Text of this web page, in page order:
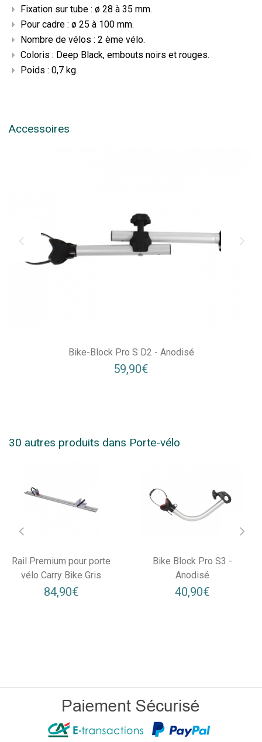
Fixation sur tube : ø 28 à 35 mm.
Pour cadre : ø 25 à 100 mm.
Nombre de vélos : 2 ème vélo.
Coloris : Deep Black, embouts noirs et rouges.
Poids : 0,7 kg.
Accessoires
Bike-Block Pro S D2 - Anodisé
59,90€
30 autres produits dans Porte-vélo
Rail Premium pour porte
vélo Carry Bike Gris
84,90€
Bike Block Pro S3 -
Anodisé
40,90€